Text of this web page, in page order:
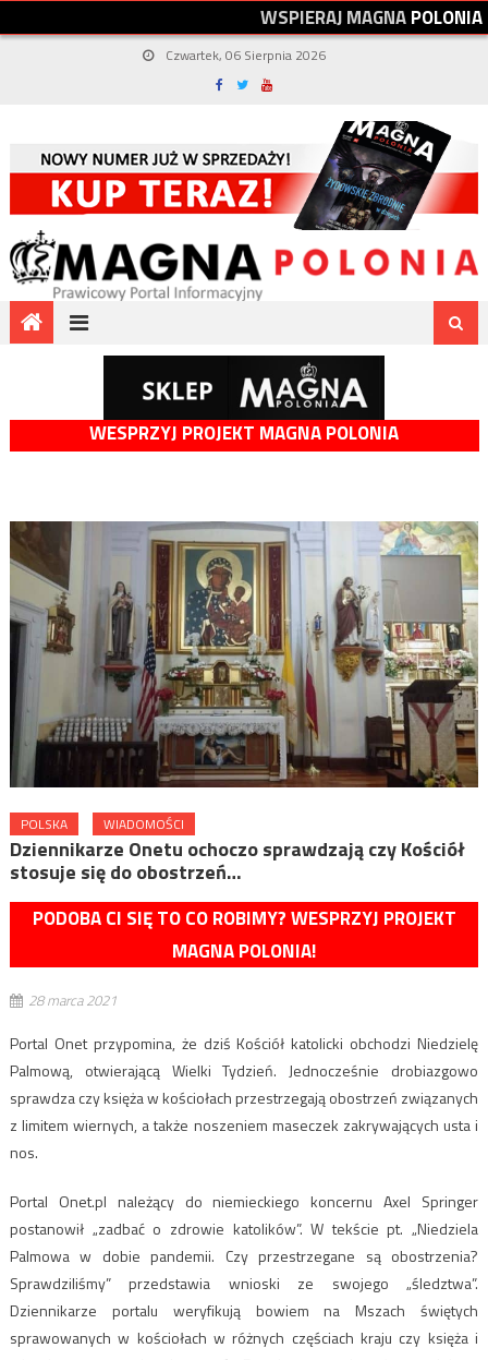
WSPIERAJMAGNAPOLONIA
Czwartek, 06 Sierpnia 2026
WESPRZYJ PROJEKT MAGNA POLONIA
POLSKA WIADOMOŚCI
Dziennikarze Onetu ochoczo sprawdzają czy Kościół
stosuje się do obostrzeń…
PODOBA CI SIĘ TO CO ROBIMY? WESPRZYJ PROJEKT
MAGNA POLONIA!
28 marca 2021
Portal Onet przypomina, że dziś Kościół katolicki obchodzi Niedzielę
Palmową, otwierającą Wielki Tydzień. Jednocześnie drobiazgowo
sprawdza czy księża w kościołach przestrzegają obostrzeń związanych
z limitem wiernych, a także noszeniem maseczek zakrywających usta i
nos.
Portal Onet.pl należący do niemieckiego koncernu Axel Springer
postanowił „zadbać o zdrowie katolików”. W tekście pt. „Niedziela
Palmowa w dobie pandemii. Czy przestrzegane są obostrzenia?
Sprawdziliśmy” przedstawia wnioski ze swojego „śledztwa”.
Dziennikarze portalu weryfikują bowiem na Mszach świętych
sprawowanych w kościołach w różnych częściach kraju czy księża i